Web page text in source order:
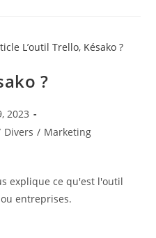
?
2023
Divers / Marketing
explique ce qu'est l'outil
entreprises.